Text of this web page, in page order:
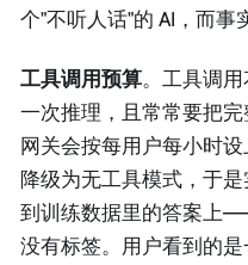
个"不听人话"的 AI，而事
工具调用预算。工具调
一次推理，且常常要把
网关会按每用户每小时
降级为无工具模式，于
到训练数据里的答案上
没有标签。用户看到的